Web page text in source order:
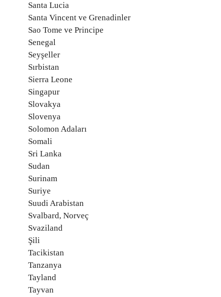
Santa Lucia
Santa Vincent ve Grenadinler
Sao Tome ve Principe
Senegal
Seyşeller
Sırbistan
Sierra Leone
Singapur
Slovakya
Slovenya
Solomon Adaları
Somali
Sri Lanka
Sudan
Surinam
Suriye
Suudi Arabistan
Svalbard, Norveç
Svaziland
Şili
Tacikistan
Tanzanya
Tayland
Tayvan